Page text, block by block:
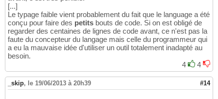
[...]
Le typage faible vient probablement du fait que le language a été
conçu pour faire des petits bouts de code. Si on est obligé de
regarder des centaines de lignes de code avant, ce n'est pas la
faute du concepteur du langage mais celle du programmeur qui
a eu la mauvaise idée d'utiliser un outil totalement inadapté au
besoin.
4
4
_skip, le 19/06/2013 à 20h39 #14